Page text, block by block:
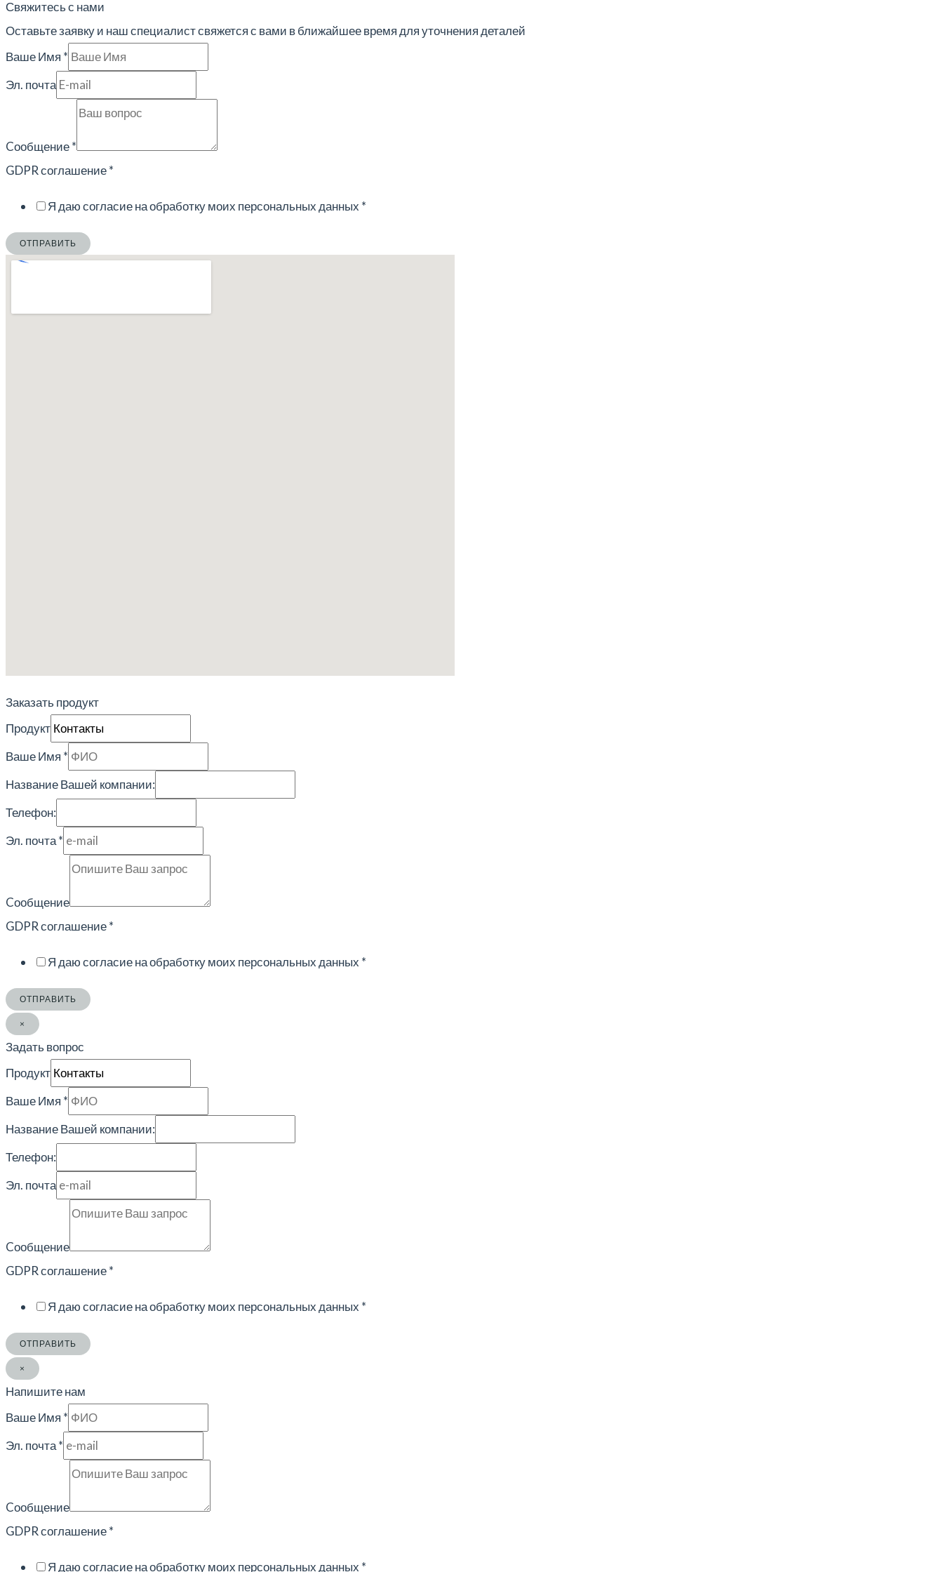
Свяжитесь с нами
Оставьте заявку и наш специалист свяжется с вами в ближайшее время для уточнения деталей
Ваше Имя *
почта
Эл. почта
Cообщение*
GDPR соглашение*
Я даю согласие на обработку моих персональных данных *
ОТПРАВИТЬ
Заказать продукт
Продукт
Ваше Имя *
Название Вашей компании:
Телефон:
Эл. почта*
Cообщение
GDPR соглашение*
Я даю согласие на обработку моих персональных данных *
ОТПРАВИТЬ
×
Задать вопрос
Продукт
Ваше Имя *
Название Вашей компании:
Телефон:
Эл. почта
Cообщение
GDPR соглашение*
Я даю согласие на обработку моих персональных данных *
ОТПРАВИТЬ
×
Напишите нам
Ваше Имя *
Эл. почта*
Cообщение
GDPR соглашение*
Я даю согласие на обработку моих персональных данных *